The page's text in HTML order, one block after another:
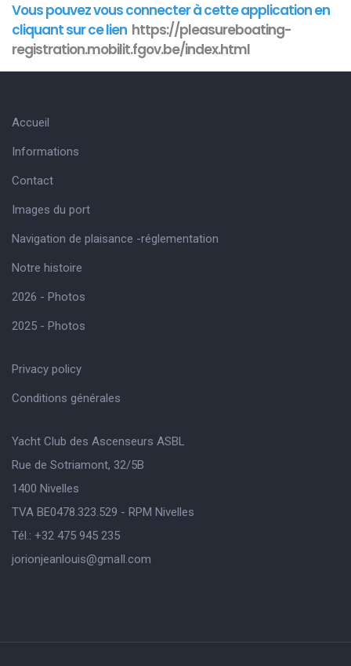
Vous pouvez vous connecter à cetteapplicationen
cliquant sur ce lien https://pleasureboating-
registration.mobilit.fgov.be/index.html
Accueil
Informations
Contact
Images du port
Navigation de plaisance -réglementation
Notre histoire
2026 - Photos
2025 - Photos
Privacy policy
Conditions générales
Yacht Club des Ascenseurs ASBL
Rue de Sotriamont, 32/5B
1400 Nivelles
TVA BE0478.323.529 - RPM Nivelles
Tél.: +32 475 945 235
jorionjeanlouis@gmaIl.com